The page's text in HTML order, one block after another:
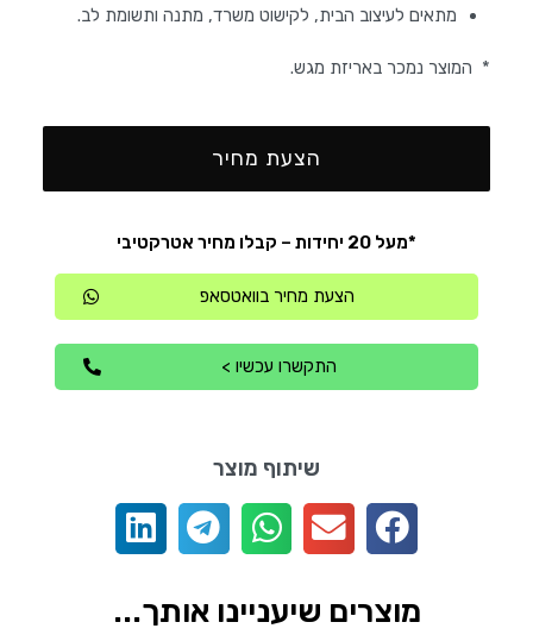
מתאים לעיצוב הבית, לקישוט משרד, מתנה ותשומת לב.
* המוצר נמכר באריזת מגש.
הצעת מחיר
*מעל 20 יחידות – קבלו מחיר אטרקטיבי
הצעת מחיר בוואטסאפ
התקשרו עכשיו >
שיתוף מוצר
מוצרים שיעניינו אותך...